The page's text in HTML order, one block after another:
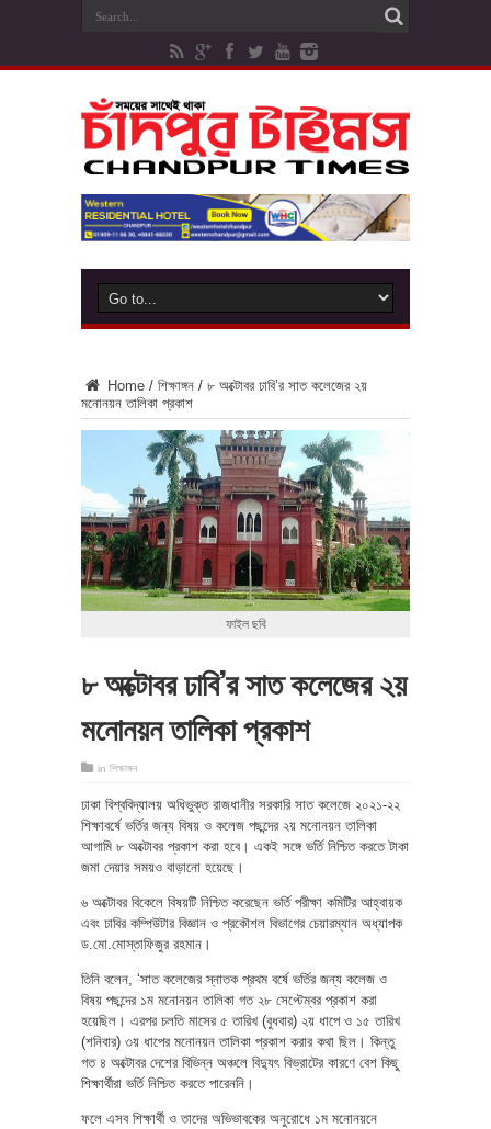
Home / শিক্ষাঙ্গন / ৮ অক্টোবর ঢাবি’র সাত কলেজের ২য়
মনোনয়ন তালিকা প্রকাশ
ফাইল ছবি
৮ অক্টোবর ঢাবি’র সাত কলেজের ২য়
মনোনয়ন তালিকা প্রকাশ
in শিক্ষাঙ্গন
ঢাকা বিশ্ববিদ্যালয় অধিভুক্ত রাজধানীর সরকারি সাত কলেজে ২০২১-২২
শিক্ষাবর্ষে ভর্তির জন্য বিষয় ও কলেজ পছন্দের ২য় মনোনয়ন তালিকা
আগামি ৮ অক্টোবর প্রকাশ করা হবে। একই সঙ্গে ভর্তি নিশ্চিত করতে টাকা
জমা দেয়ার সময়ও বাড়ানো হয়েছে।
৬ অক্টোবর বিকেলে বিষয়টি নিশ্চিত করেছেন ভর্তি পরীক্ষা কমিটির আহ্বায়ক
এবং ঢাবির কম্পিউটার বিজ্ঞান ও প্রকৌশল বিভাগের চেয়ারম্যান অধ্যাপক
ড.মো.মোস্তাফিজুর রহমান।
তিনি বলেন, ‘সাত কলেজের স্নাতক প্রথম বর্ষে ভর্তির জন্য কলেজ ও
বিষয় পছন্দের ১ম মনোনয়ন তালিকা গত ২৮ সেপ্টেম্বর প্রকাশ করা
হয়েছিল। এরপর চলতি মাসের ৫ তারিখ (বুধবার) ২য় ধাপে ও ১৫ তারিখ
(শনিবার) ৩য় ধাপের মনোনয়ন তালিকা প্রকাশ করার কথা ছিল। কিন্তু
গত ৪ অক্টোবর দেশের বিভিন্ন অঞ্চলে বিদ্যুৎ বিভ্রাটের কারণে বেশ কিছু
শিক্ষার্থীরা ভর্তি নিশ্চিত করতে পারেননি।
ফলে এসব শিক্ষার্থী ও তাদের অভিভাবকের অনুরোধে ১ম মনোনয়নে